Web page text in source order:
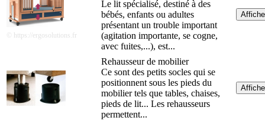
© https://ergosolutions.fr
Le lit spécialisé, destiné à des
bébés, enfants ou adultes
présentant un trouble important
(agitation importante, se cogne,
avec fuites,...), est...
Rehausseur de mobilier
Ce sont des petits socles qui se
positionnent sous les pieds du
mobilier tels que tables, chaises,
pieds de lit... Les rehausseurs
permettent...